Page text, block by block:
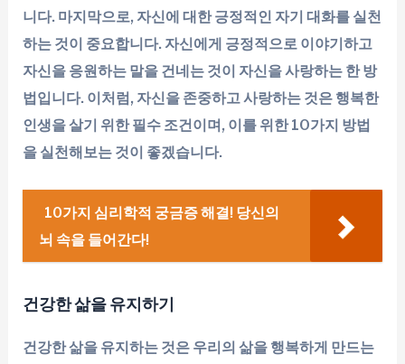
니다. 마지막으로, 자신에 대한 긍정적인 자기 대화를 실천
하는 것이 중요합니다. 자신에게 긍정적으로 이야기하고
자신을 응원하는 말을 건네는 것이 자신을 사랑하는 한 방
법입니다. 이처럼, 자신을 존중하고 사랑하는 것은 행복한
인생을 살기 위한 필수 조건이며, 이를 위한 10가지 방법
을 실천해보는 것이 좋겠습니다.
10가지 심리학적 궁금증 해결! 당신의
뇌 속을 들어간다!
건강한 삶을 유지하기
건강한 삶을 유지하는 것은 우리의 삶을 행복하게 만드는